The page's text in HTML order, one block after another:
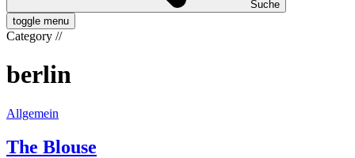
Suche
toggle menu
Category //
berlin
Allgemein
The Blouse